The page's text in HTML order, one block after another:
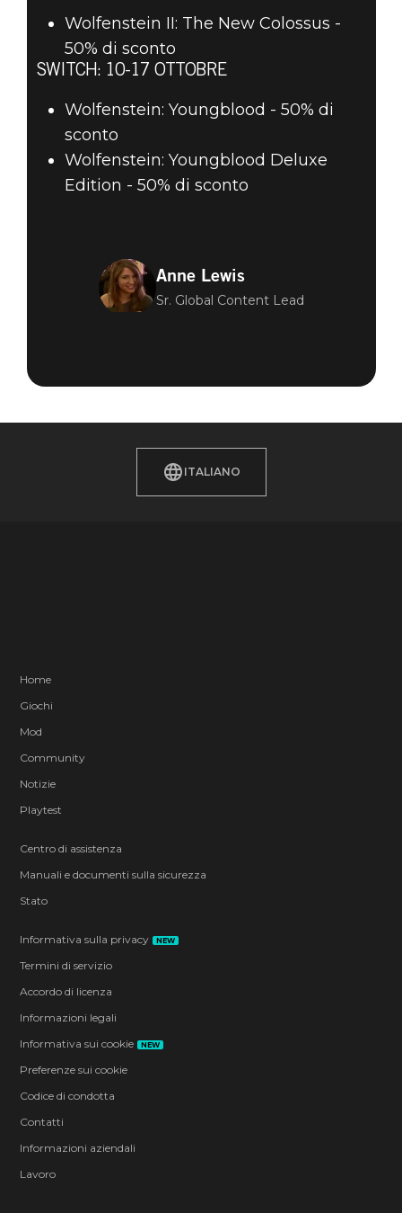
Wolfenstein II: The New Colossus -
50% di sconto
SWITCH: 10-17 OTTOBRE
Wolfenstein: Youngblood - 50% di
sconto
Wolfenstein: Youngblood Deluxe
Edition - 50% di sconto
Anne Lewis
Sr. Global Content Lead
ITALIANO
Home
Giochi
Mod
Community
Notizie
Playtest
Centro di assistenza
Manuali e documenti sulla sicurezza
Stato
Informativa sulla privacy NEW
Termini di servizio
Accordo di licenza
Informazioni legali
Informativa sui cookie
NEW
Preferenze sui cookie
Codice di condotta
Contatti
Informazioni aziendali
Lavoro